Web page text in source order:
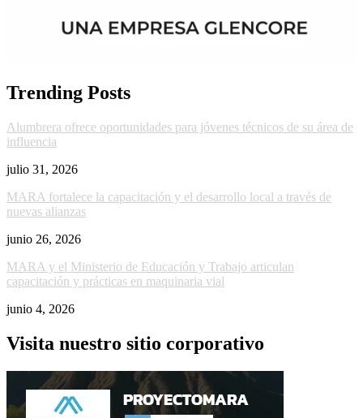
Trending Posts
Alumbrera ofrece oportunidades para jóvenes técnicos de su área de
influencia
julio 31, 2026
MARA fortalece la capacitación y el desarrollo local a través de
nuevas alianzas
junio 26, 2026
MARA y el Ministerio de Educación y Trabajo articulan
capacitación y prácticas en maquinaria vial
junio 4, 2026
Visita nuestro sitio corporativo